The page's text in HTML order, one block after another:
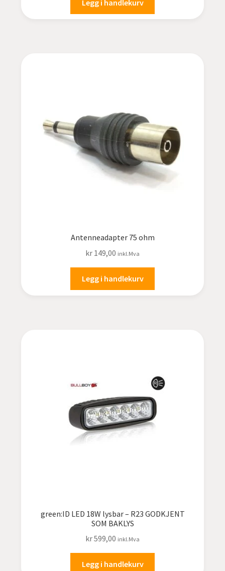
Legg i handlekurv
Antenneadapter 75 ohm
kr 149,00 inkl.Mva
Legg i handlekurv
green:ID LED 18W lysbar – R23 GODKJENT
SOM BAKLYS
kr599,00 inkl.Mva
Legg i handlekurv